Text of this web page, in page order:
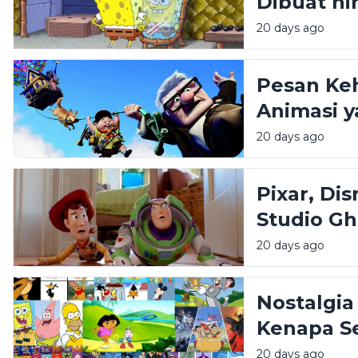
Diingat?
20 days ago
Pesan
Animasi
20 days ago
Pixar,
Studio
Gaya
20 days ago
Kenapa
20 days ago